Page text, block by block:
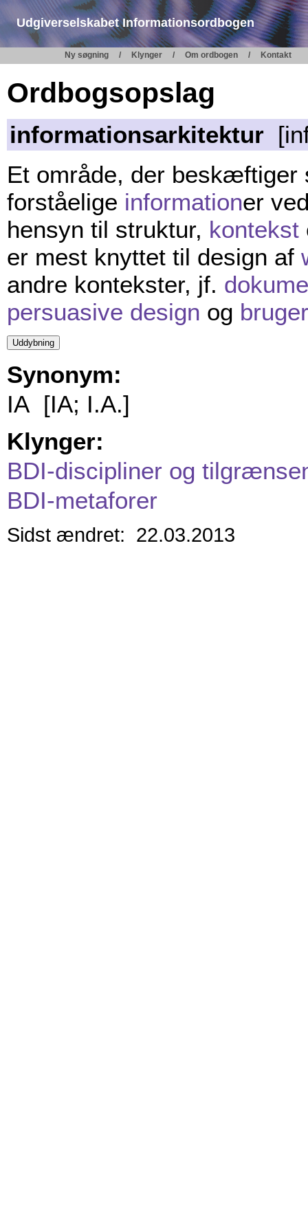
Udgiverselskabet Informationsordbogen
Ny søgning Klynger Om ordbogen Kontakt
Ordbogsopslag
informationsarkitektur
Et område, der
forståelige informationer
hensyn til struktur, kontekst
er mest knyttet til design af
andre kontekster, jf.
persuasive design og
Synonym:
IA [IA; I.A.]
Klynger:
BDI-discipliner og
BDI-metaforer
Sidst ændret: 22.03.2013